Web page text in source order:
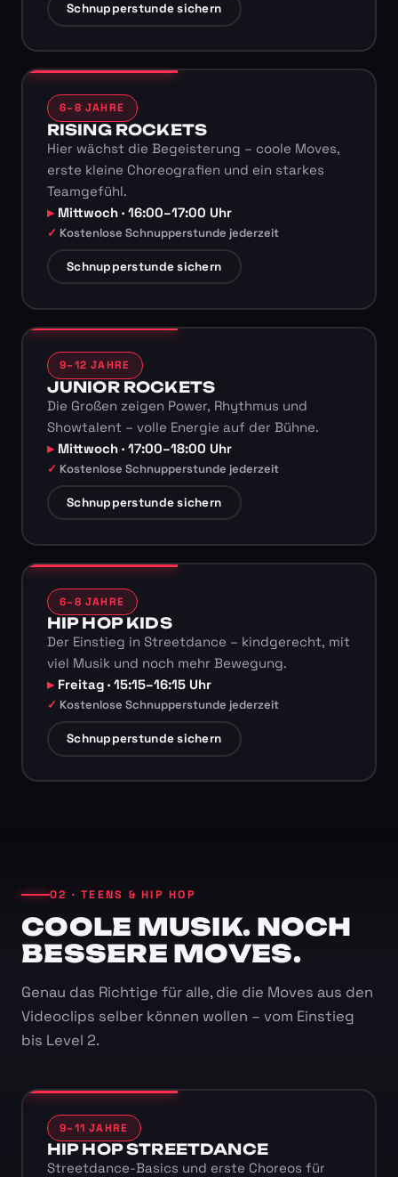
Schnupperstunde sichern
6–8 JAHRE
RISING ROCKETS
Hier wächst die Begeisterung – coole Moves,
erste kleine Choreografien und ein starkes
Teamgefühl.
Mittwoch · 16:00–17:00 Uhr
Kostenlose Schnupperstunde jederzeit
Schnupperstunde sichern
9–12 JAHRE
JUNIOR ROCKETS
Die Großen zeigen Power, Rhythmus und
Showtalent – volle Energie auf der Bühne.
Mittwoch · 17:00–18:00 Uhr
Kostenlose Schnupperstunde jederzeit
Schnupperstunde sichern
6–8 JAHRE
HIP HOP KIDS
Der Einstieg in Streetdance – kindgerecht, mit
viel Musik und noch mehr Bewegung.
Freitag · 15:15–16:15 Uhr
Kostenlose Schnupperstunde jederzeit
Schnupperstunde sichern
02 · TEENS & HIP HOP
COOLE MUSIK. NOCH
BESSERE MOVES.
Genau das Richtige für alle, die die Moves aus den
Videoclips selber können wollen – vom Einstieg
bis Level 2.
9–11 JAHRE
HIP HOP STREETDANCE
Streetdance-Basics und erste Choreos für